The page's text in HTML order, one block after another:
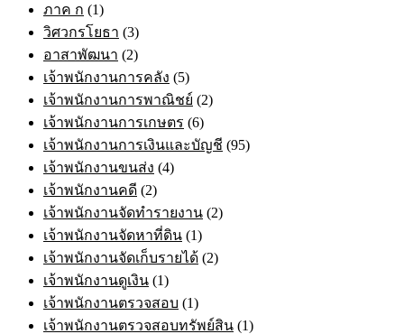
ภาค ก (1)
วิศวกรโยธา (3)
อาสาพัฒนา (2)
เจ้าพนักงานการคลัง (5)
เจ้าพนักงานการพาณิชย์ (2)
เจ้าพนักงานการเกษตร (6)
เจ้าพนักงานการเงินและบัญชี (95)
เจ้าพนักงานขนส่ง (4)
เจ้าพนักงานคดี (2)
เจ้าพนักงานจัดทำรายงาน (2)
เจ้าพนักงานจัดหาที่ดิน (1)
เจ้าพนักงานจัดเก็บรายได้ (2)
เจ้าพนักงานดูเงิน (1)
เจ้าพนักงานตรวจสอบ (1)
เจ้าพนักงานตรวจสอบทรัพย์สิน (1)